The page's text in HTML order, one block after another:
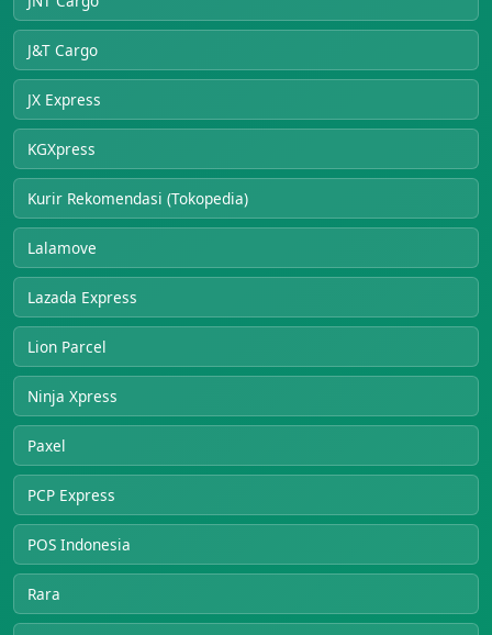
J&T Cargo
JX Express
KGXpress
Kurir Rekomendasi (Tokopedia)
Lalamove
Lazada Express
Lion Parcel
Ninja Xpress
Paxel
PCP Express
POS Indonesia
Rara